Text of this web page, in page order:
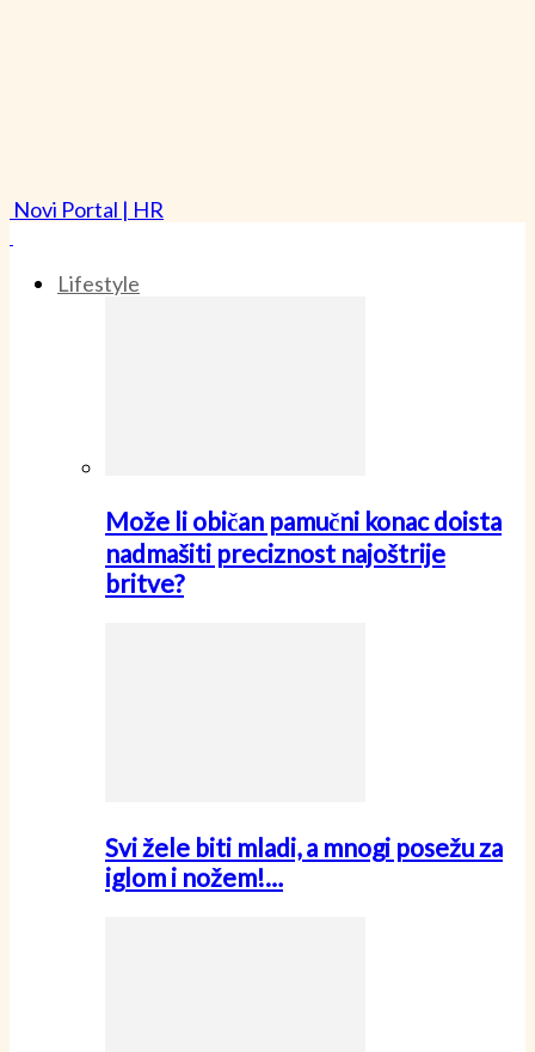
Novi Portal | HR
Lifestyle
Može li običan pamučni konac doista
nadmašiti preciznost najoštrije
britve?
Svi žele biti mladi, a mnogi posežu za
iglom i nožem!…